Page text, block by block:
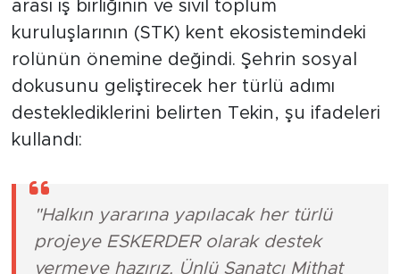
arası iş birliğinin ve sivil toplum
kuruluşlarının (STK) kent ekosistemindeki
rolünün önemine değindi. Şehrin sosyal
dokusunu geliştirecek her türlü adımı
desteklediklerini belirten Tekin, şu ifadeleri
"Halkın yararına yapılacak her türlü
projeye ESKERDER olarak destek